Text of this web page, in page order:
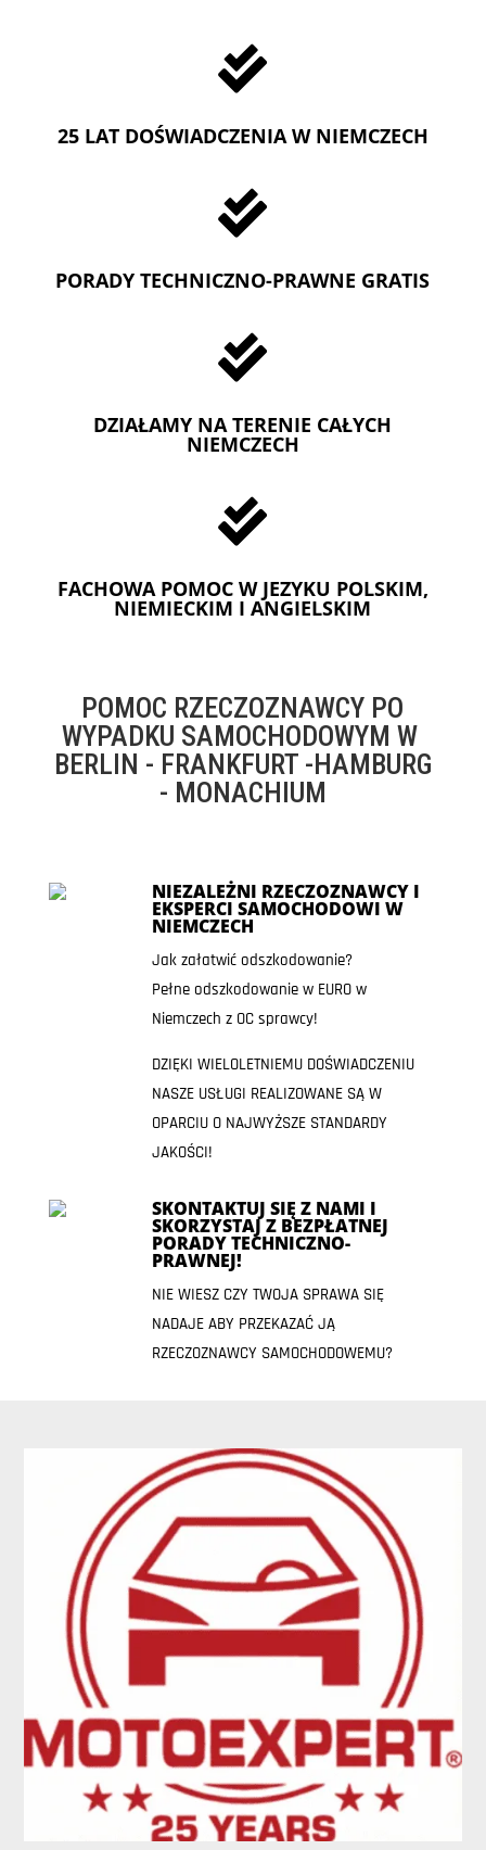

25 LAT DOŚWIADCZENIA W NIEMCZECH

PORADY TECHNICZNO-PRAWNE GRATIS

DZIAŁAMY NA TERENIE CAŁYCH
NIEMCZECH

FACHOWA POMOC W JEZYKU POLSKIM,
NIEMIECKIM I ANGIELSKIM
POMOC RZECZOZNAWCY PO
WYPADKU SAMOCHODOWYM W
BERLIN - FRANKFURT -HAMBURG
- MONACHIUM
NIEZALEŻNI RZECZOZNAWCY I
EKSPERCI SAMOCHODOWI W
NIEMCZECH
Jak załatwić odszkodowanie?
Pełne odszkodowanie w EURO w
Niemczech z OC sprawcy!
DZIĘKI WIELOLETNIEMU DOŚWIADCZENIU
NASZE USŁUGI REALIZOWANE SĄ W
OPARCIU O NAJWYŻSZE STANDARDY
JAKOŚCI!
SKONTAKTUJ SIĘ Z NAMI I
SKORZYSTAJ Z BEZPŁATNEJ
PORADY TECHNICZNO-
PRAWNEJ!
NIE WIESZ CZY TWOJA SPRAWA SIĘ
NADAJE ABY PRZEKAZAĆ JĄ
RZECZOZNAWCY SAMOCHODOWEMU?